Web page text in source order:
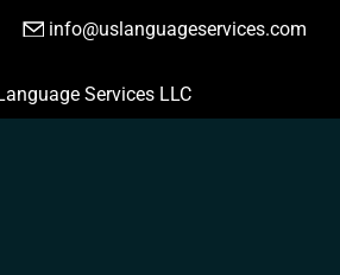
info@uslanguageservices.com
HACER PEDIDO
Services LLC